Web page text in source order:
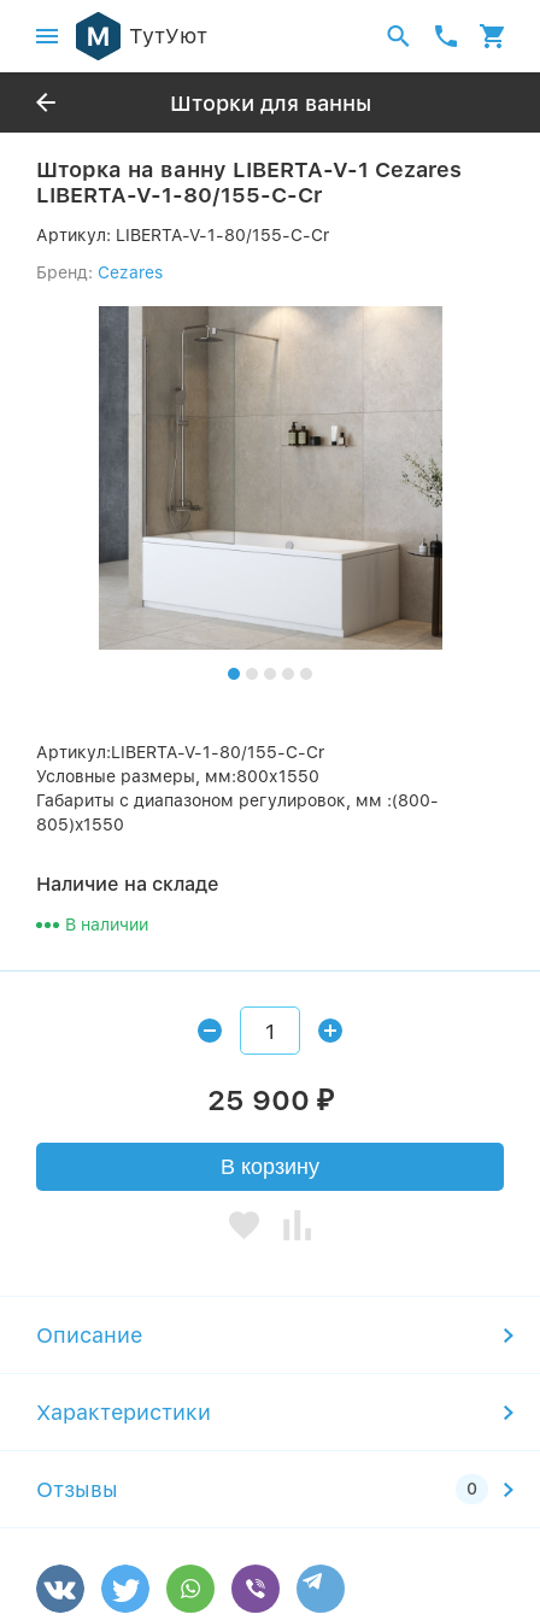
ТутУют
Шторки для ванны
Шторка на ванну LIBERTA-V-1 Cezares
LIBERTA-V-1-80/155-C-Cr
Артикул: LIBERTA-V-1-80/155-C-Cr
Бренд: Cezares
Артикул:LIBERTA-V-1-80/155-C-Cr
Условные размеры, мм:800х1550
Габариты с диапазоном регулировок, мм :(800-
805)x1550
Наличие на складе
В наличии
25 900 ₽
В корзину
Описание
Характеристики
Отзывы